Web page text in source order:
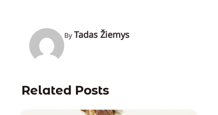
By Tadas Žiemys
Related Posts